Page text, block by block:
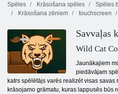
Spēles
Krāsošana spēles Spēles
Krāsošana zēniem
touchscreen
Savvaļas
Wild Cat
Jaunākajiem
piedāvājam
katrs spēlētājs varēs realizēt visas
krāsojamo grāmatu, kuras lappusēs būs